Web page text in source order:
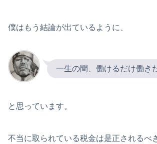
僕はもう結論が出ているように、
一生の間、働けるだけ働き
と思っています。
不当に取られている税金は是正されるべ